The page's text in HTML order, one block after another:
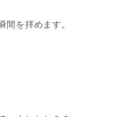
を拝めます。